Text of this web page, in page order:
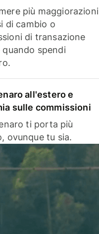
più maggiorazioni
di cambio o
di transazione
quando spendi
all'estero e
sulle commissioni
ti porta più
ovunque tu sia.